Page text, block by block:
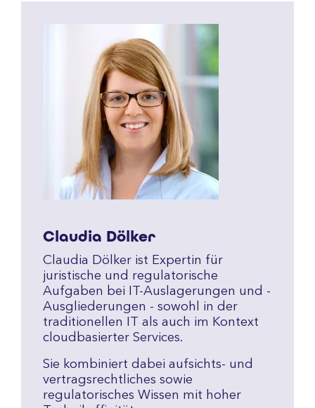
Claudia Dölker
Claudia Dölker ist Expertin für
juristische und regulatorische
Aufgaben bei IT-Auslagerungen und -
Ausgliederungen - sowohl in der
traditionellen IT als auch im Kontext
cloudbasierter Services.
Sie kombiniert dabei aufsichts- und
vertragsrechtliches sowie
regulatorisches Wissen mit hoher